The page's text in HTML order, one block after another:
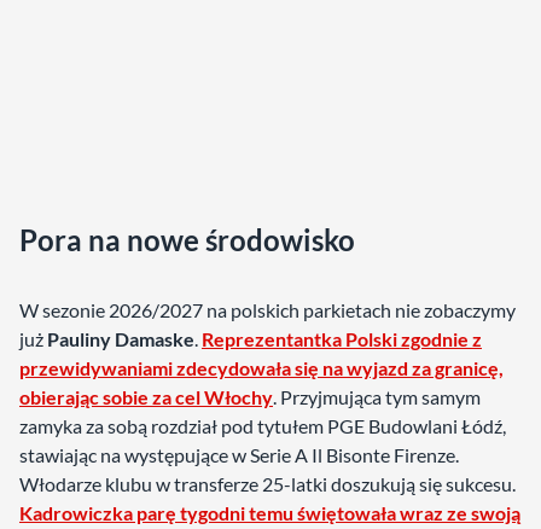
Pora na nowe środowisko
W sezonie 2026/2027 na polskich parkietach nie zobaczymy
już Pauliny Damaske. Reprezentantka Polski zgodnie z
przewidywaniami zdecydowała się na wyjazd za granicę,
obierając sobie za cel Włochy. Przyjmująca tym samym
zamyka za sobą rozdział pod tytułem PGE Budowlani Łódź,
stawiając na występujące w Serie A Il Bisonte Firenze.
Włodarze klubu w transferze 25-latki doszukują się sukcesu.
Kadrowiczka parę tygodni temu świętowała wraz ze swoją